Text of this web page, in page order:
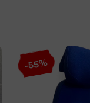
-55%